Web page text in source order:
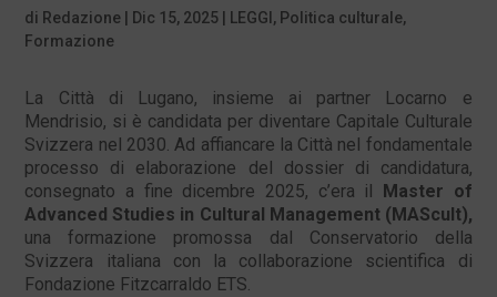
di Redazione Dic 15, 2025 LEGGI , Politica culturale,
Formazione
La Città di Lugano, insieme ai partner Locarno e
Mendrisio, si è candidata per diventare Capitale Culturale
Svizzera nel 2030. Ad affiancare la Città nel fondamentale
processo di elaborazione del dossier di candidatura,
consegnato a fine dicembre 2025, c’era il
Master of
Advanced Studies in Cultural Management (MAScult),
una formazione promossa dal Conservatorio della
Svizzera italiana con la collaborazione scientifica di
Fondazione Fitzcarraldo ETS.